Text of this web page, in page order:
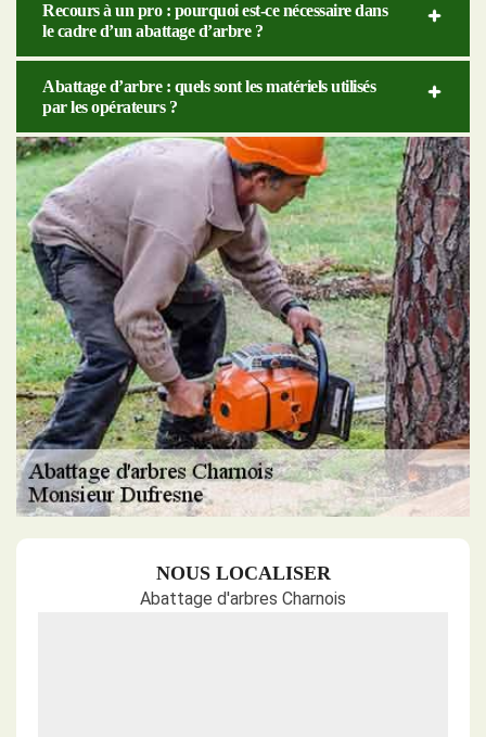
Recours à un pro : pourquoi est-ce nécessaire dans
le cadre d’un abattage d’arbre ?
Abattage d’arbre : quels sont les matériels utilisés
par les opérateurs ?
NOUS LOCALISER
Abattage d'arbres Charnois